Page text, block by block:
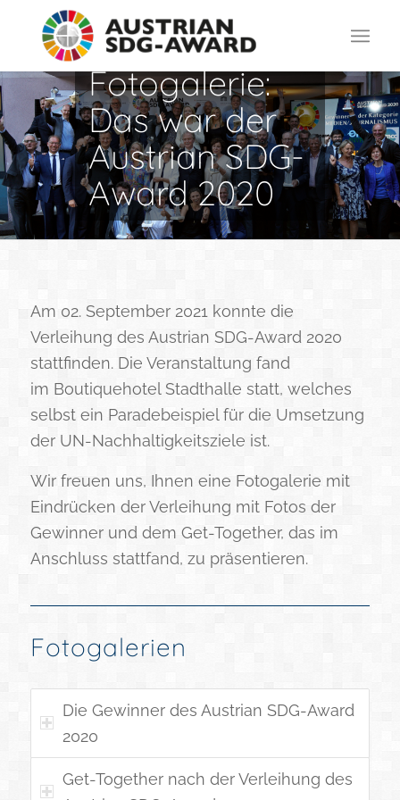
Fotogalerie:
Das war der
Austrian SDG-
Award 2020
Am 02. September 2021 konnte die
Verleihung des Austrian SDG-Award 2020
stattfinden. Die Veranstaltung fand
im Boutiquehotel Stadthalle statt, welches
selbst ein Paradebeispiel für die Umsetzung
der UN-Nachhaltigkeitsziele ist.
Wir freuen uns, Ihnen eine Fotogalerie mit
Eindrücken der Verleihung mit Fotos der
Gewinner und dem Get-Together, das im
Anschluss stattfand, zu präsentieren.
Fotogalerien
Die Gewinner des Austrian SDG-Award
2020
Get-Together nach der Verleihung des